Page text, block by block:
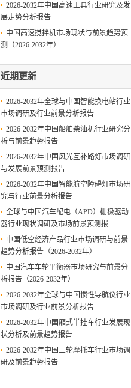
2026-2032年中国高速工具行业研究及发
展走势分析报告
中国高速搅拌机市场现状与前景趋势预
测（2026-2032年）
近期更新
2026-2032年全球与中国智能换电站行业
市场调研及行业前景分析报告
2026-2032年中国船舶柴油机行业研究分
析与前景趋势报告
2026-2032年中国风光互补路灯市场调研
与发展前景预测报告
2026-2032年中国智能航空障碍灯市场研
究与行业前景分析报告
全球与中国汽车配电（APD）栅极驱动
器行业现状调研及市场前景预测报..
中国低空经济产品行业市场调研与前景
趋势分析报告（2026-2032年）
中国汽车车轮平衡器市场研究与前景分
析报告（2026-2032年）
2026-2032年全球与中国惯性导航仪行业
市场调研及行业前景分析报告
2026-2032年中国厢式半挂车行业发展现
状分析及前景趋势报告
2026-2032年中国三轮摩托车行业市场调
研及前景趋势报告